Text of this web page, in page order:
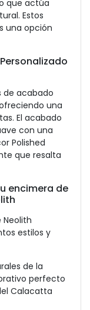
que actúa
Estos
una opción
de acabado
una
El acabado
con una
Polished
que resalta
encimera de
estilos y
de la
perfecto
Calacatta